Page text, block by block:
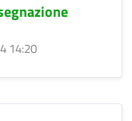
14:20